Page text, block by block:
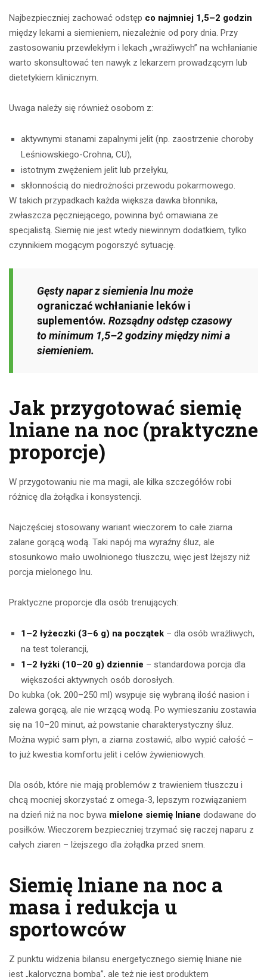
Najbezpieczniej zachować odstęp co najmniej 1,5–2 godzin
między lekami a siemieniem, niezależnie od pory dnia. Przy
zastosowaniu przewlekłym i lekach „wrażliwych” na wchłanianie
warto skonsultować ten nawyk z lekarzem prowadzącym lub
dietetykiem klinicznym.
Uwaga należy się również osobom z:
aktywnymi stanami zapalnymi jelit (np. zaostrzenie choroby
Leśniowskiego-Crohna, CU),
istotnym zwężeniem jelit lub przełyku,
skłonnością do niedrożności przewodu pokarmowego.
W takich przypadkach każda większa dawka błonnika,
zwłaszcza pęczniejącego, powinna być omawiana ze
specjalistą. Siemię nie jest wtedy niewinnym dodatkiem, tylko
czynnikiem mogącym pogorszyć sytuację.
Gęsty napar z siemienia lnu może
ograniczać wchłanianie leków i
suplementów. Rozsądny odstęp czasowy
to minimum 1,5–2 godziny między nimi a
siemieniem.
Jak przygotować siemię
lniane na noc (praktyczne
proporcje)
W przygotowaniu nie ma magii, ale kilka szczegółów robi
różnicę dla żołądka i konsystencji.
Najczęściej stosowany wariant wieczorem to całe ziarna
zalane gorącą wodą. Taki napój ma wyraźny śluz, ale
stosunkowo mało uwolnionego tłuszczu, więc jest lżejszy niż
porcja mielonego lnu.
Praktyczne proporcje dla osób trenujących:
1–2 łyżeczki (3–6 g) na początek – dla osób wrażliwych,
na test tolerancji,
1–2 łyżki (10–20 g) dziennie – standardowa porcja dla
większości aktywnych osób dorosłych.
Do kubka (ok. 200–250 ml) wsypuje się wybraną ilość nasion i
zalewa gorącą, ale nie wrzącą wodą. Po wymieszaniu zostawia
się na 10–20 minut, aż powstanie charakterystyczny śluz.
Można wypić sam płyn, a ziarna zostawić, albo wypić całość –
to już kwestia komfortu jelit i celów żywieniowych.
Dla osób, które nie mają problemów z trawieniem tłuszczu i
chcą mocniej skorzystać z omega-3, lepszym rozwiązaniem
na dzień niż na noc bywa mielone siemię lniane dodawane do
posiłków. Wieczorem bezpieczniej trzymać się raczej naparu z
całych ziaren – lżejszego dla żołądka przed snem.
Siemię lniane na noc a
masa i redukcja u
sportowców
Z punktu widzenia bilansu energetycznego siemię lniane nie
jest „kaloryczną bombą”, ale też nie jest produktem